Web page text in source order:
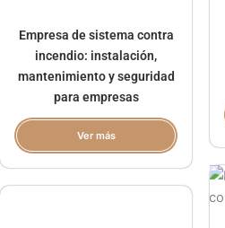
Empresa de sistema contra
incendio: instalación,
mantenimiento y seguridad
para empresas
Ver más